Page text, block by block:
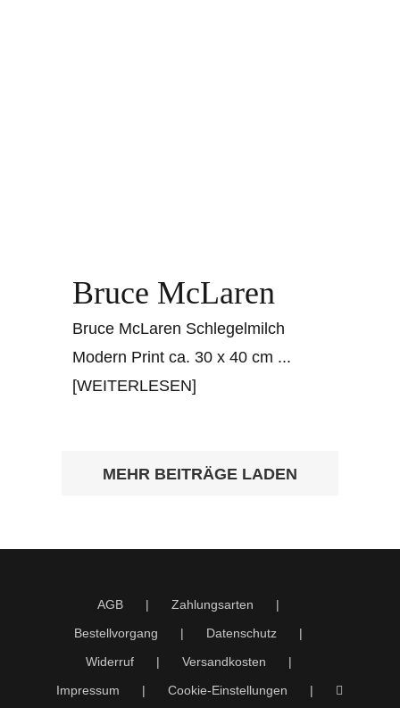
Bruce McLaren
Bruce McLaren Schlegelmilch
Modern Print ca. 30 x 40 cm ...
[WEITERLESEN]
MEHR BEITRÄGE LADEN
AGB
Zahlungsarten
Bestellvorgang
Datenschutz
Widerruf
Versandkosten
Impressum
Cookie-Einstellungen